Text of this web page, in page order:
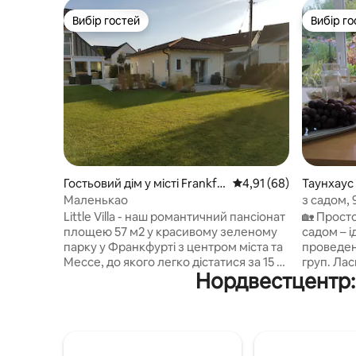
Вибір гостей
Вибір гостей
Гостьовий дім у місті Frankfu
rt
Середня оцінка: 4,91
4,91 (68)
Маленькао
Little Villa - наш романтичний пансіонат
площею 57 м2 у красивому зеленому
парку у Франкфурті з центром міста та
Мессе, до якого легко дістатися за 15 -
25 хвилин на автомобілі або
громадському транспорті. Або на
Вибір
Вибір
Таунхаус
з садом,
хвилин
вокзалу
🏡
садом –
груп.
домівки